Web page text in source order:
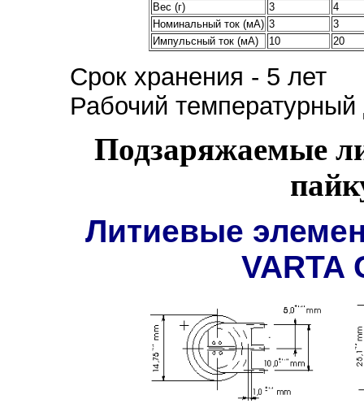
Вес (г)
3
4
Номинальный ток (мА) 3
3
Импульсный ток (мА)
10 20
Срок хранения - 5 лет
Рабочий
Подзаряжаемые
Литиевые
VARTA